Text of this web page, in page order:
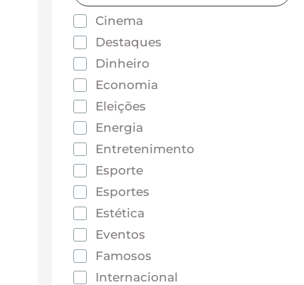
Cinema
Destaques
Dinheiro
Economia
Eleições
Energia
Entretenimento
Esporte
Esportes
Estética
Eventos
Famosos
Internacional